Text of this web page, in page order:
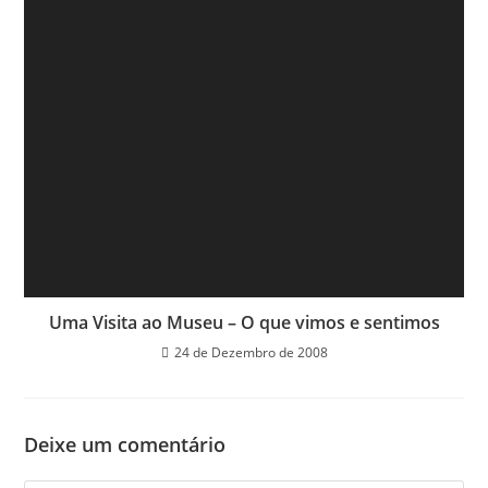
Uma Visita ao Museu – O que vimos e sentimos
24 de Dezembro de 2008
Deixe um comentário